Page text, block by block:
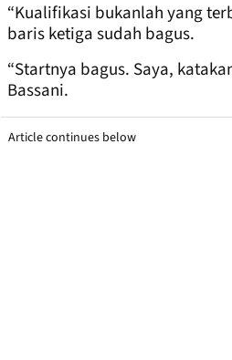
“Kualifikasi bukanlah yang
baris ketiga sudah bagus.
“Startnya bagus. Saya,
Bassani.
Article continues below